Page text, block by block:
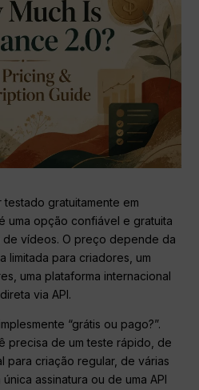
gratuitamente em
uma opção confiável e gratuita
vídeos. O preço depende da
limitada para criadores, um
uma plataforma internacional
via API.
“grátis ou pago?”.
precisa de um teste rápido, de
para criação regular, de várias
assinatura ou de uma API